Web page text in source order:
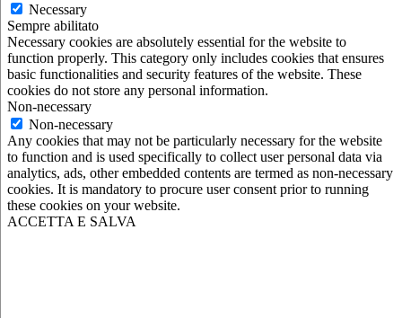
Necessary
Sempre abilitato
Necessary cookies are absolutely essential for the website to
function properly. This category only includes cookies that ensures
basic functionalities and security features of the website. These
cookies do not store any personal information.
Non-necessary
Non-necessary
Any cookies that may not be particularly necessary for the website
to function and is used specifically to collect user personal data via
analytics, ads, other embedded contents are termed as non-necessary
cookies. It is mandatory to procure user consent prior to running
these cookies on your website.
ACCETTA E SALVA